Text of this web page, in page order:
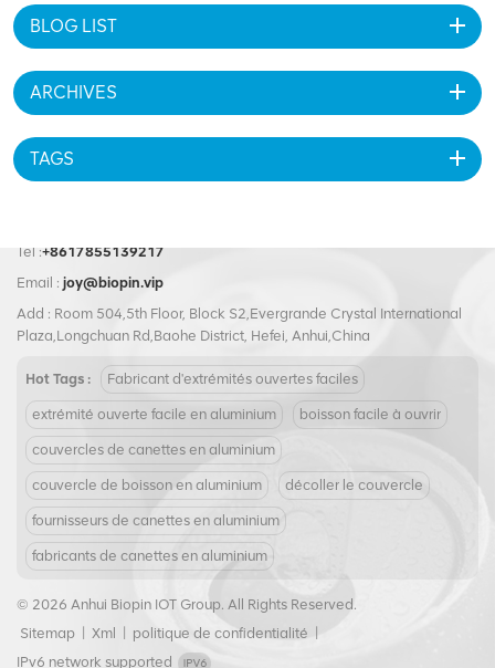
BLOG LIST
ARCHIVES
TAGS
Tel :+8617855139217
Email : joy@biopin.vip
Add : Room 504,5th Floor, Block S2,Evergrande Crystal International
Plaza,Longchuan Rd,Baohe District, Hefei, Anhui,China
Hot Tags : Fabricant d'extrémités ouvertes faciles
extrémité ouverte facile en aluminium boisson facile à ouvrir
couvercles de canettes en aluminium
couvercle de boisson en aluminium décoller le couvercle
fournisseurs de canettes en aluminium
fabricants de canettes en aluminium
© 2026 Anhui Biopin IOT Group. All Rights Reserved.
Sitemap
Xml politique de confidentialité
IPv6 network supported